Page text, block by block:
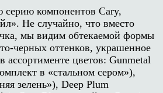
серию компонентов Cary,
Не случайно, что вместо
мы видим обтекаемой формы
черных оттенков, украшенное
ассортименте цветов: Gunmetal
в «стальном сером»),
зелень»), Deep Plum